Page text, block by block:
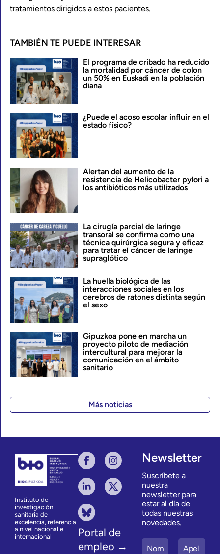
tratamientos dirigidos a estos pacientes.
TAMBIÉN TE PUEDE INTERESAR
El programa de cribado ha reducido
la mortalidad por cáncer de colon
un 50% en Euskadi en la población
diana
¿Puede el acoso escolar influir en el
estado físico?
Alertan del aumento de la
resistencia de Helicobacter pylori a
los antibióticos más utilizados
La cirugía parcial de laringe
transoral se confirma como una
técnica quirúrgica segura y eficaz
para tratar el cáncer de laringe
supraglótico
La huella biológica de las
interacciones sociales en los
cerebros de ratones distinta según
el sexo
Gipuzkoa pone en marcha un
proyecto piloto de mediación
intercultural para mejorar la
comunicación en el ámbito
sanitario
Más noticias
Instituto de
investigación
sanitaria de
excelencia, referencia
a nivel nacional e
internacional
Portal de
empleo →
Newsletter
Suscríbete a
nuestra
newsletter para
estar al día de
todas nuestras
novedades.